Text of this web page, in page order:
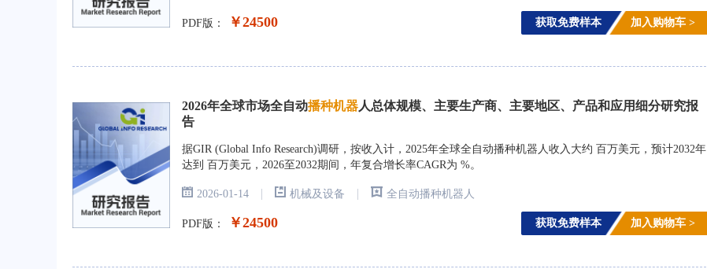
PDF版： ￥24500 获取免费样本 加入购物车 >
2026年全球市场全自动播种机器人总体规模、主要生产商、主要地区、产品和应用细分研究报
告
据GIR (Global Info Research)调研，按收入计，2025年全球全自动播种机器人收入大约 百万美元，预计2032年
达到 百万美元，2026至2032期间，年复合增长率CAGR为 %。
2026-01-14 | 机械及设备 | 全自动播种机器人
PDF版： ￥24500 获取免费样本 加入购物车 >